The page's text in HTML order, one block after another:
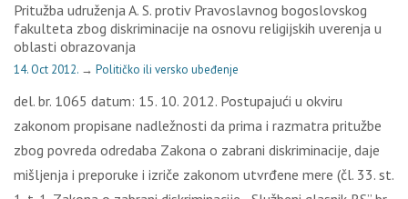
Pritužba udruženja A. S. protiv Pravoslavnog bogoslovskog
fakulteta zbog diskriminacije na osnovu religijskih uverenja u
oblasti obrazovanja
14. Oct 2012. → Političko ili versko ubeđenje
del. br. 1065 datum: 15. 10. 2012. Postupajući u okviru
zakonom propisane nadležnosti da prima i razmatra pritužbe
zbog povreda odredaba Zakona o zabrani diskriminacije, daje
mišljenja i preporuke i izriče zakonom utvrđene mere (čl. 33. st.